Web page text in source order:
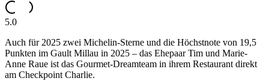
5.0
Auch für 2025 zwei Michelin-Sterne und die Höchstnote von 19,5
Punkten im Gault Millau in 2025 – das Ehepaar Tim und Marie-
Anne Raue ist das Gourmet-Dreamteam in ihrem Restaurant direkt
am Checkpoint Charlie.